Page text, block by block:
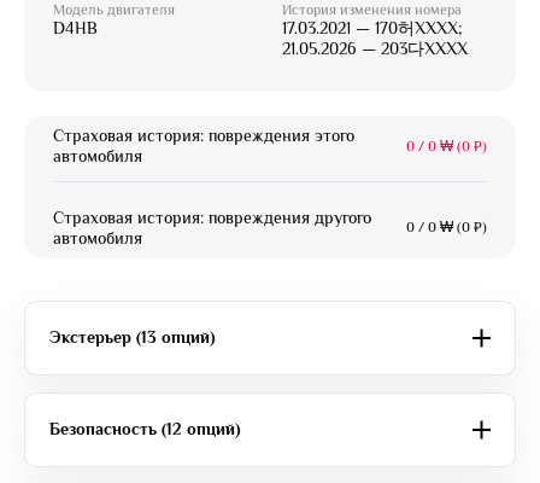
Модель двигателя
D4HB
История изменения номера
17.03.2021 — 170허XXXX;
21.05.2026 — 203다XXXX
Страховая история: повреждения этого
автомобиля
0 / 0 ₩ (0 ₽)
Страховая история: повреждения другого
автомобиля
0 / 0 ₩ (0 ₽)
Экстерьер (13 опций)
Безопасность (12 опций)